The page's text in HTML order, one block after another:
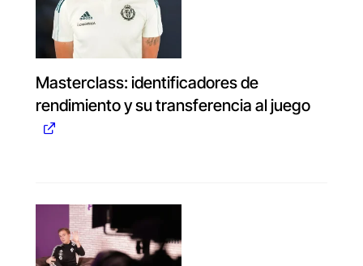
Masterclass: identificadores de
rendimiento y su transferencia al juego